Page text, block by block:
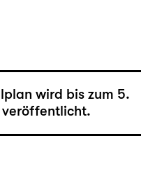
wird bis zum 5.